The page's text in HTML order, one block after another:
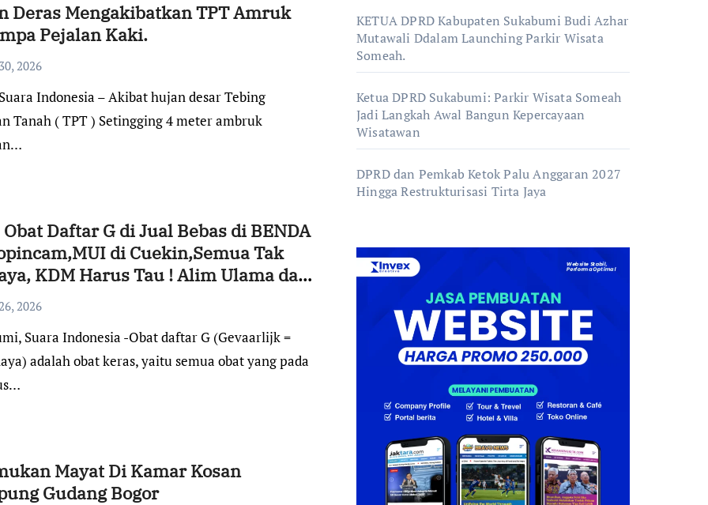
Deras Mengakibatkan TPT Amruk
Pejalan Kaki.
2026
Tanah ( TPT ) Setingging 4 meter ambruk
Obat Daftar G di Jual Bebas di BENDA
di Cuekin,Semua Tak
KDM Harus Tau ! Alim Ulama dan
Harus Bergerak
2026
adalah obat keras, yaitu semua obat yang pada
Mayat Di Kamar Kosan
Gudang Bogor
KETUA DPRD Kabupaten Sukabumi Budi Azhar
Mutawali Ddalam Launching Parkir Wisata
Someah.
Ketua DPRD Sukabumi: Parkir Wisata Someah
Jadi Langkah Awal Bangun Kepercayaan
Wisatawan
DPRD dan Pemkab Ketok Palu Anggaran 2027
Hingga Restrukturisasi Tirta Jaya